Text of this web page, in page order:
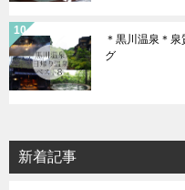
＊黒川温泉＊
グ
新着記事